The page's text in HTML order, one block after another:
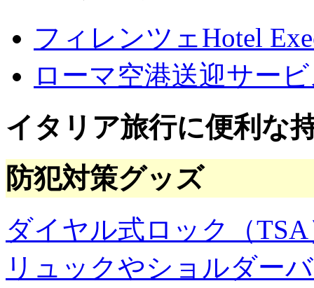
フィレンツェHotel
ローマ空港送迎サー
イタリア旅行に便利な
防犯対策グッズ
ダイヤル式ロック（
リュックやショルダー